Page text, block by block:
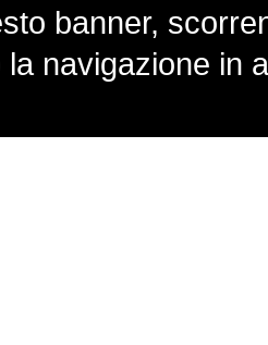
banner,
navigazione in